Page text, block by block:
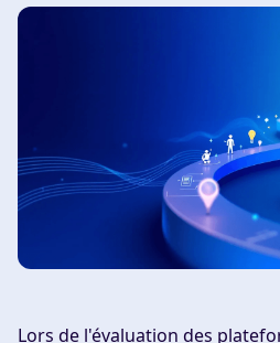
Lors de l'évaluation des